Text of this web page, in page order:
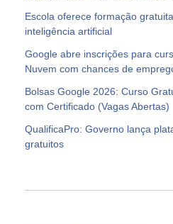
Escola oferece formação
inteligência artificial
Google abre inscrições para
Nuvem com chances de
Bolsas Google 2026: Curso
com Certificado (Vagas Abertas)
QualificaPro: Governo lança
gratuitos